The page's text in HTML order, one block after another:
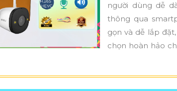
người dùng dễ
thông qua
gọn và dễ lắp
chọn hoàn hảo